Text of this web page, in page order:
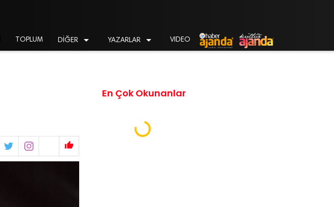
TOPLUM DİĞER  YAZARLAR  VIDEO

En Çok Okunanlar
Loading...